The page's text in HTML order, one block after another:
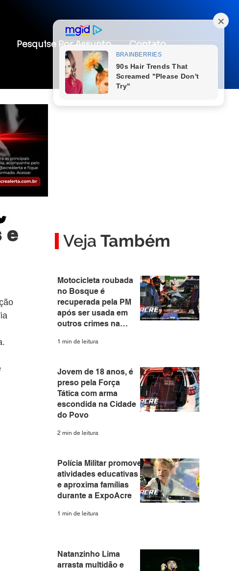
Pesquise Por Assunto Contato
e
Motocicleta roubada
no Bosque é
recuperada pela PM
após ser usada em
outros crimes na
1 min de leitura
Jovem de 18 anos, é
preso pela Força
Tática com arma
escondida na Cidade
do Povo
2 min de leitura
Polícia Militar promove
atividades educativas
e aproxima famílias
durante a ExpoAcre
1 min de leitura
Natanzinho Lima
arrasta multidão e
Veja Também